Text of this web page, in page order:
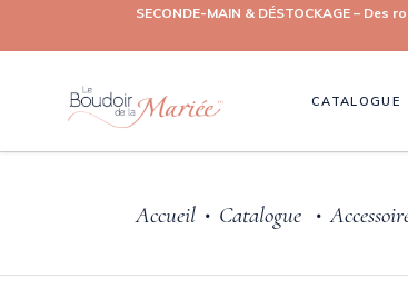
SECONDE-MAIN & DÉSTOCKAGE –
CATALOGUE
Accueil • Catalogue •